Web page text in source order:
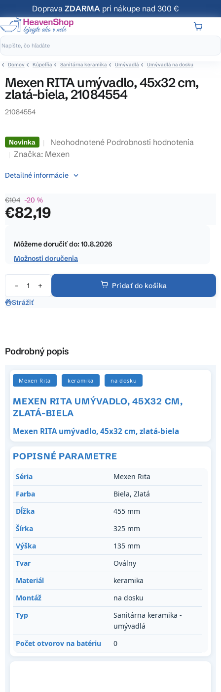
na
obsah
Doprava ZDARMA pri nákupe nad 300 €
Domov Kúpeľňa Sanitárna keramika Umývadlá Umývadlá na dosku
Mexen RITA umývadlo, 45x32 cm,
zlatá-biela, 21084554
21084554
Novinka
Priemerné
hodnotenie
je
5
Neohodnotené Podrobnosti hodnotenia
Značka: Mexen
€104 –20 %
€82,19
cena:
Môžeme doručiť do:10.8.2026
Možnosti doručenia
Pridať do košíka
Detailné informácie
Strážiť
Podrobný popis
Mexen Rita keramika na dosku
MEXEN RITA UMÝVADLO, 45X32 CM,
ZLATÁ-BIELA
Mexen RITA umývadlo, 45x32 cm, zlatá-biela
POPISNÉ PARAMETRE
Séria
Mexen Rita
Farba
Biela, Zlatá
Dĺžka
455 mm
Šírka
325 mm
Výška
135 mm
Tvar
Oválny
Materiál
keramika
Montáž
na dosku
Typ
Sanitárna keramika -
umývadlá
Počet otvorov na batériu
0